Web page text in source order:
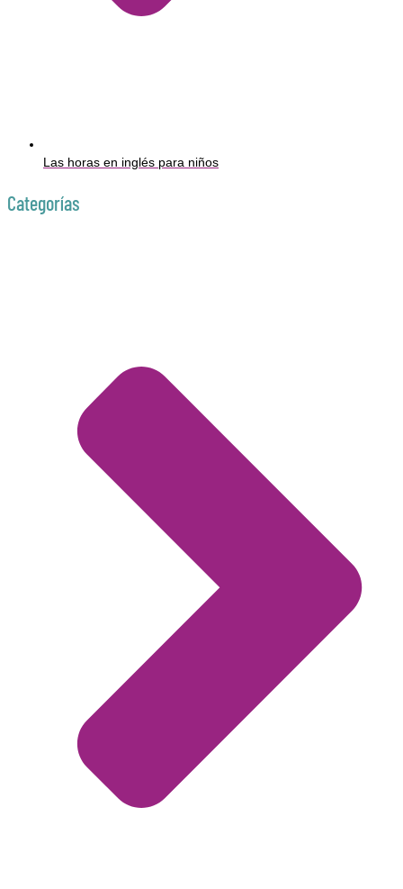
Las horas en inglés para niños
Categorías